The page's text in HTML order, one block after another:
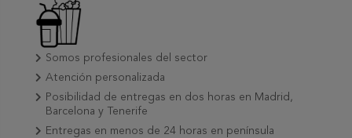
Somos profesionales del sector
Atención personalizada
Posibilidad de entregas en dos horas en Madrid,
Barcelona y Tenerife
Entregas en menos de 24 horas en península